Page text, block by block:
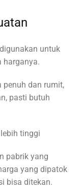
untuk
harganya.
penuh dan rumit,
pasti butuh
tinggi
pabrik yang
yang dipatok
bisa ditekan.